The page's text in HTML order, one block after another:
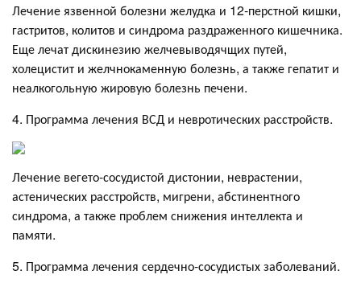
Лечение язвенной болезни желудка и 12-перстной кишки,
гастритов, колитов и синдрома раздраженного кишечника.
Еще лечат дискинезию желчевыводячщих путей,
холецистит и желчнокаменную болезнь, а также гепатит и
неалкогольную жировую болезнь печени.
4. Программа лечения ВСД и невротических расстройств.
Лечение вегето-сосудистой дистонии, неврастении,
астенических расстройств, мигрени, абстинентного
синдрома, а также проблем снижения интеллекта и
памяти.
5. Программа лечения сердечно-сосудистых заболеваний.